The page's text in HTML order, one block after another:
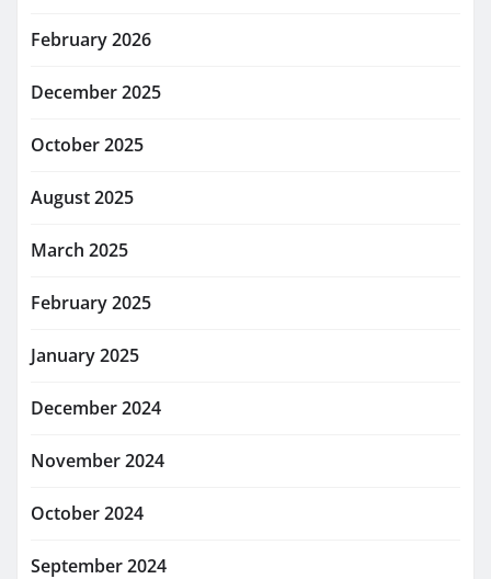
February 2026
December 2025
October 2025
August 2025
March 2025
February 2025
January 2025
December 2024
November 2024
October 2024
September 2024